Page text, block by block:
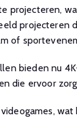
projecteren
of
bieden nu
die ervoor